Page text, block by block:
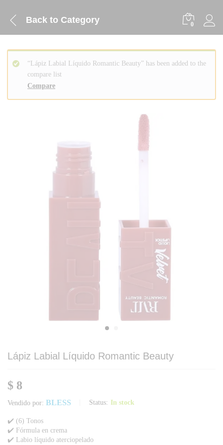
Back to Category 0
Compare
“Lápiz Labial Líquido Romantic Beauty” has been added to the
compare list
Lápiz Labial Líquido Romantic Beauty
$ 8
Vendido por: BLESS Status: In stock
✔️ (6) Tonos
✔️ Fórmula en crema
✔️ Labio líquido aterciopelado